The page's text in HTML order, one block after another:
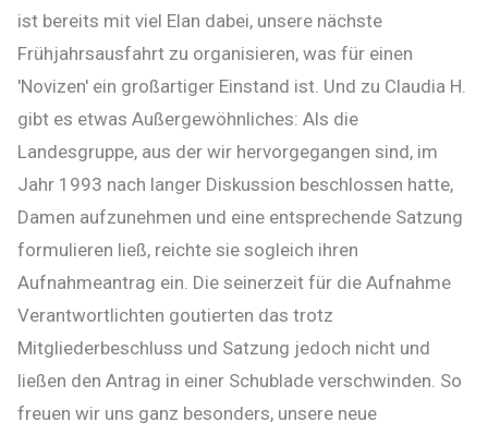
ist bereits mit viel Elan dabei, unsere nächste
Frühjahrsausfahrt zu organisieren, was für einen
'Novizen' ein großartiger Einstand ist. Und zu Claudia H.
gibt es etwas Außergewöhnliches: Als die
Landesgruppe, aus der wir hervorgegangen sind, im
Jahr 1993 nach langer Diskussion beschlossen hatte,
Damen aufzunehmen und eine entsprechende Satzung
formulieren ließ, reichte sie sogleich ihren
Aufnahmeantrag ein. Die seinerzeit für die Aufnahme
Verantwortlichten goutierten das trotz
Mitgliederbeschluss und Satzung jedoch nicht und
ließen den Antrag in einer Schublade verschwinden. So
freuen wir uns ganz besonders, unsere neue